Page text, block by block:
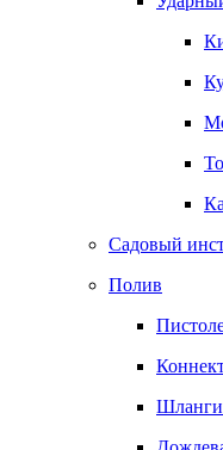
Садовый
Полив
Шланги